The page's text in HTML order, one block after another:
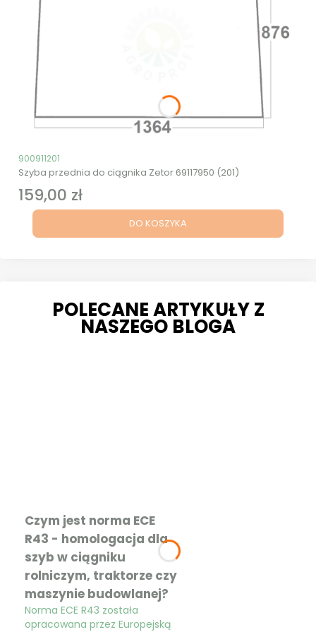
Kod produktu
900911201
Szyba przednia do ciągnika Zetor 69117950 (201)
Cena
159,00 zł
DO KOSZYKA
POLECANE ARTYKUŁY Z
NASZEGO BLOGA
Czym jest norma ECE
R43 - homologacja dla
szyb w ciągniku
rolniczym, traktorze czy
maszynie budowlanej?
Norma ECE R43 została
opracowana przez Europejską